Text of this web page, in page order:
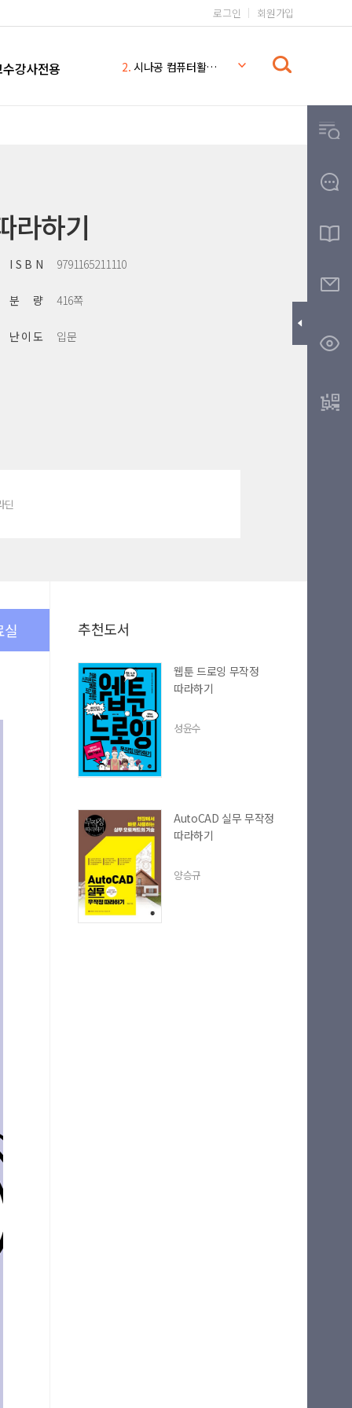
로그인 회원가입
수강사전용
3. 일본어 무작정 따라하기
라하기
I S B N 9791165211110
분 량 416쪽
난 이 도 입문
딘
실 추천도서
웹툰 드로잉 무작정
따라하기
성윤수
AutoCAD 실무 무작정
따라하기
양승규